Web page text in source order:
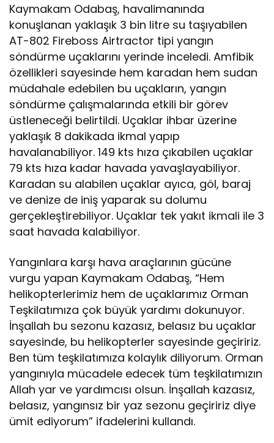
Kaymakam Odabaş, havalimanında
konuşlanan yaklaşık 3 bin litre su taşıyabilen
AT-802 Fireboss Airtractor tipi yangın
söndürme uçaklarını yerinde inceledi. Amfibik
özellikleri sayesinde hem karadan hem sudan
müdahale edebilen bu uçakların, yangın
söndürme çalışmalarında etkili bir görev
üstleneceği belirtildi. Uçaklar ihbar üzerine
yaklaşık 8 dakikada ikmal yapıp
havalanabiliyor. 149 kts hıza çıkabilen uçaklar
79 kts hıza kadar havada yavaşlayabiliyor.
Karadan su alabilen uçaklar ayıca, göl, baraj
ve denize de iniş yaparak su dolumu
gerçekleştirebiliyor. Uçaklar tek yakıt ikmali ile 3
saat havada kalabiliyor.
Yangınlara karşı hava araçlarının gücüne
vurgu yapan Kaymakam Odabaş, “Hem
helikopterlerimiz hem de uçaklarımız Orman
Teşkilatımıza çok büyük yardımı dokunuyor.
İnşallah bu sezonu kazasız, belasız bu uçaklar
sayesinde, bu helikopterler sayesinde geçiririz.
Ben tüm teşkilatımıza kolaylık diliyorum. Orman
yangınıyla mücadele edecek tüm teşkilatımızın
Allah yar ve yardımcısı olsun. İnşallah kazasız,
belasız, yangınsız bir yaz sezonu geçiririz diye
ümit ediyorum” ifadelerini kullandı.